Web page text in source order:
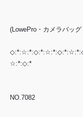
(LowePro・カメラバッ
☆:*:◇:*
NO.7082